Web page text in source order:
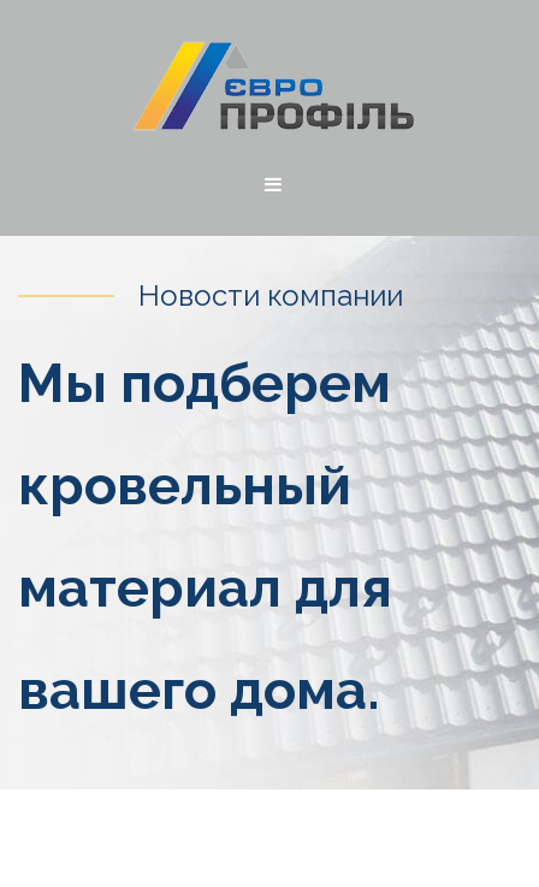
Новости компании
Мы подберем
кровельный
материал для
вашего дома.